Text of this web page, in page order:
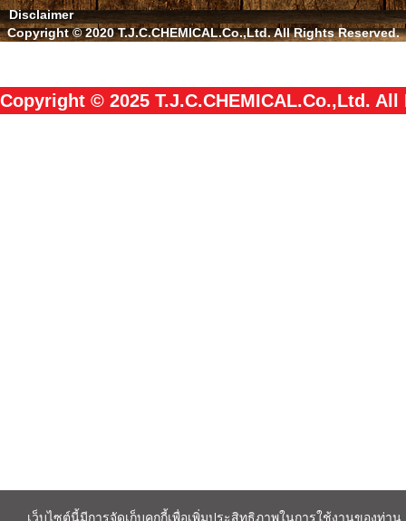
Disclaimer
Copyright © 2020 T.J.C.CHEMICAL.Co.,Ltd. All Rights Reserved.
Copyright © 2025 T.J.C.CHEMICAL.Co.,Ltd.
เว็บไซต์นี้มีการจัดเก็บคุกกี้เพื่อเพิ่มประสิทธิภาพในการใช้งานของท่